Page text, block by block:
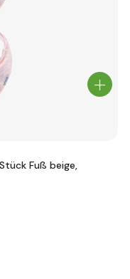
Fuß beige,